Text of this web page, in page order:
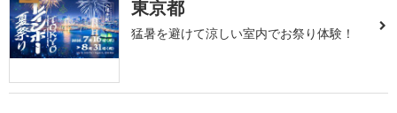
東京都
猛暑を避けて涼しい室内でお祭り体験！